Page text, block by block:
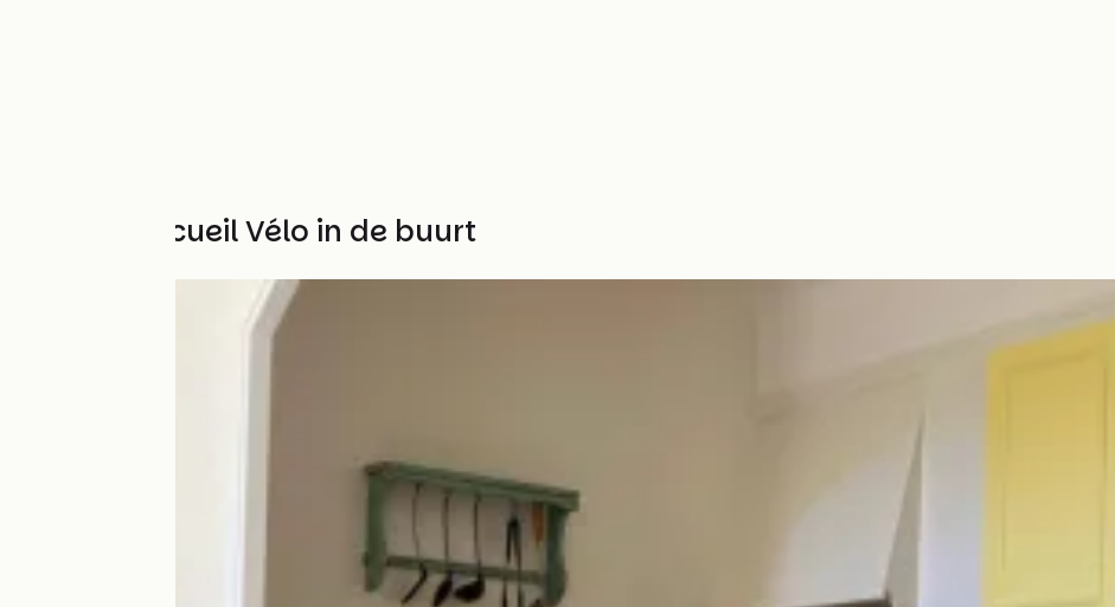
Andere Accueil Vélo in de buurt